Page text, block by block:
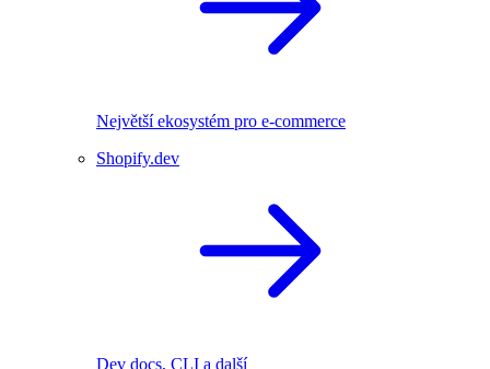
Největší ekosystém pro e-commerce
Shopify.dev
Dev docs, CLI a další